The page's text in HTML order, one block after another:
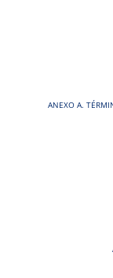
ANEXO A.